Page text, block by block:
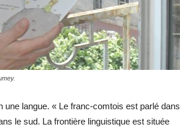
Hebdo25
langue. « Le franc-comtois est parlé dans
le sud. La frontière linguistique est située